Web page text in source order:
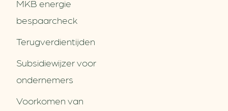
MKB energie
bespaarcheck
Terugverdien­tijden
Subsidiewijzer voor
ondernemers
Voorkomen van